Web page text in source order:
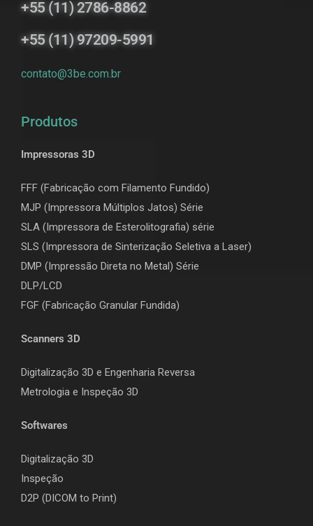
+55 (11) 2786-8862
+55 (11) 97209-5991
contato@3be.com.br
Produtos
Impressoras 3D
FFF (Fabricação com Filamento Fundido)
MJP (Impressora Múltiplos Jatos) Série
SLA (Impressora de Esterolitografia) série
SLS (Impressora de Sinterização Seletiva a Laser)
DMP (Impressão Direta no Metal) Série
DLP/LCD
FGF (Fabricação Granular Fundida)
Scanners 3D
Digitalização 3D e Engenharia Reversa
Metrologia e Inspeção 3D
Softwares
Digitalização 3D
Inspeção
D2P (DICOM to Print)